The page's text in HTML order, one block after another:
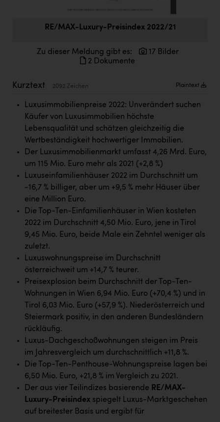
Fristads Austria
IFE Austria GmbH
Immotech
INTERSPAR
INTERSPORT Austria
Jesolo
Jane Goodall Institute Austria
Kärcher
Karin Liedl
KEBA
KIWI Kinderwunsch Institut Dr. Loimer
Kleider Bauer
Kremsmüller Anlagenbau GmbH
Maximarkt
Oldtimer Raststationen und Motorhotels
Österreichischer Kachelofenverband
Orlen
RE/MAX-Luxury-Preisindex 2022/21
Zu dieser Meldung gibt es:
17 Bilder
2 Dokumente
Kurztext 2092 Zeichen Plaintext
Luxusimmobilienpreise 2022: Unverändert suchen
Käufer von Luxusimmobilien höchste
Lebensqualität und schätzen gleichzeitig die
Wertbeständigkeit hochwertiger Immobilien.
Der Luxusimmobilienmarkt umfasst 4,26 Mrd. Euro,
um 115 Mio. Euro mehr als 2021 (+2,8 %)
Luxuseinfamilienhäuser 2022 im Durchschnitt um
-16,7 % billiger, aber um +9,5 % mehr Häuser über
eine Million Euro.
Die Top-Ten-Einfamilienhäuser in Wien kosteten
2022 im Durchschnitt 4,50 Mio. Euro, jene in Tirol
9,45 Mio. Euro, beide Male ein Zehntel weniger als
zuletzt.
Luxuswohnungspreise im Durchschnitt
österreichweit um +14,7 % teurer.
Preisexplosion beim Durchschnitt der Top-Ten-
Wohnungen in Wien 6,94 Mio. Euro (+70,4 %) und in
Tirol 6,03 Mio. Euro (+57,9 %). Niederösterreich und
Steiermark positiv, in den anderen Bundesländern
rückläufig.
Luxus-Dachgeschoßwohnungen steigen im Preis
im Jahresvergleich um durchschnittlich +11,8 %.
Die Top-Ten-Penthouse-Wohnungspreise lagen bei
6,50 Mio. Euro, +21,8 % im Vergleich zu 2021.
Der aus vier Teilindizes basierende RE/MAX-
Luxury-Preisindex spiegelt Luxus-Marktgeschehen
auf breitester Basis und ergibt für